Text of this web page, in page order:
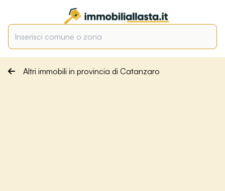
Altri immobili in provincia di Catanzaro